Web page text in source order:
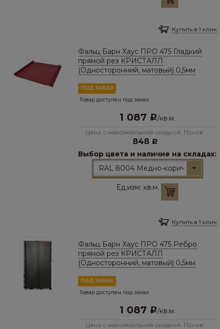
Купить в 1 клик
Фальц Барн Хаус ПРО 475 Гладкий
прямой рез КРИСТАЛЛ
(Односторонний, матовый) 0,5мм
ПОД ЗАКАЗ
Товар доступен под заказ
1 087 Р/кв.м.
Цена с максимальной скидкой, Псков:
848 Р
Выбор цвета и наличие на складах:
RAL 8004 Медно-коричневый
Ед.изм: кв.м.
Купить в 1 клик
Фальц Барн Хаус ПРО 475 Ребро
прямой рез КРИСТАЛЛ
(Односторонний, матовый) 0,5мм
ПОД ЗАКАЗ
Товар доступен под заказ
1 087 Р/кв.м.
Цена с максимальной скидкой, Псков: